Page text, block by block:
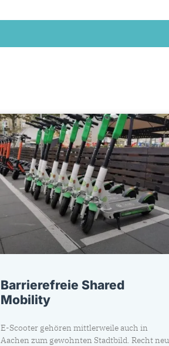
Barrierefreie Shared
Mobility
E-Scooter gehören mittlerweile auch in
Aachen zum gewohnten Stadtbild. Recht neu